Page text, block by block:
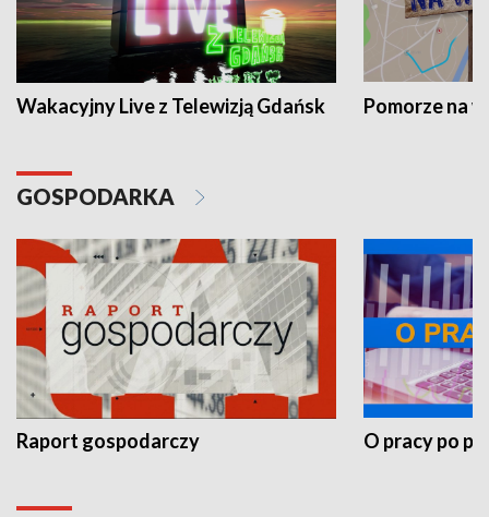
Wakacyjny Live z Telewizją Gdańsk Pomorze na
GOSPODARKA
Raport gospodarczy O pracy po